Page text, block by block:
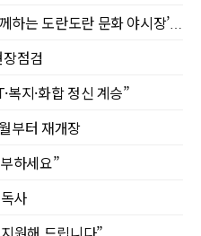
1913송정역시장, ‘어른이와 함께하는 도란도란 문화 야시장’으로 여름밤 활력 더한다
점검
복지·화합 정신 계승”
부터 재개장
하세요”
사